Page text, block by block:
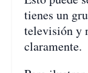
tienes un
televisión y
claramente.